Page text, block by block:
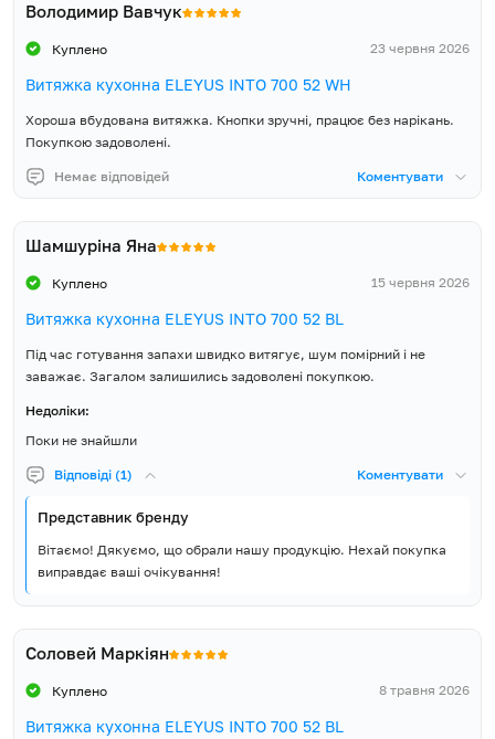
Володимир Вавчук
Куплено 23 червня 2026
Витяжка кухонна ELEYUS INTO 700 52 WH
Хороша вбудована витяжка. Кнопки зручні, працює без нарікань.
Покупкою задоволені.
Немає відповідей Коментувати
Шамшуріна Яна
Куплено 15 червня 2026
Витяжка кухонна ELEYUS INTO 700 52 BL
Під час готування запахи швидко витягує, шум помірний і не
заважає. Загалом залишились задоволені покупкою.
Недоліки:
Поки не знайшли
Відповіді (1) Коментувати
Представник бренду
Вітаємо! Дякуємо, що обрали нашу продукцію. Нехай покупка
виправдає ваші очікування!
Соловей Маркіян
Куплено 8 травня 2026
Витяжка кухонна ELEYUS INTO 700 52 BL